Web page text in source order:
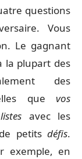
questions
Vous
Le gagnant
la plupart des
des
que vos
avec les
petits défis.
exemple, en